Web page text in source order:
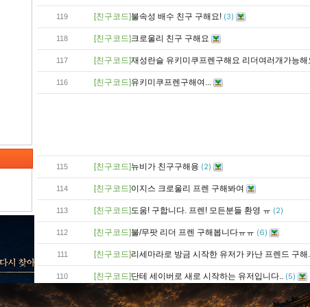
119 [친구코드]불속성 배수 친구 구해요! (3)
118 [친구코드]크로울리 친구 구해요
117 [친구코드]재성란슬 유키미쿠프렌구해요 리더여러개가능해
116 [친구코드]유키미쿠프렌구해여...
115 [친구코드]뉴비가 친구구해용 (2)
114 [친구코드]이지스 크로울리 프렌 구해봐여
113 [친구코드]도움! 구합니다. 프렌! 모든분들 환영 ㅠ (2)
112 [친구코드]불/무팟 리더 프렌 구해봅니다ㅠㅠ (6)
111 [친구코드]리세마라로 방금 시작한 유저가 카난 프렌드 구해
110 [친구코드]단테 세이버로 새로 시작하는 유저입니다.. (5)
109 [친구코드] 친구 구해봐영 ㅎ.ㅎ (3)